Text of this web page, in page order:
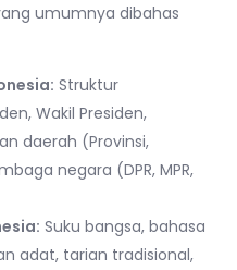
umumnya dibahas
Struktur
Wakil Presiden,
daerah (Provinsi,
negara (DPR, MPR,
Suku bangsa, bahasa
adat, tarian tradisional,